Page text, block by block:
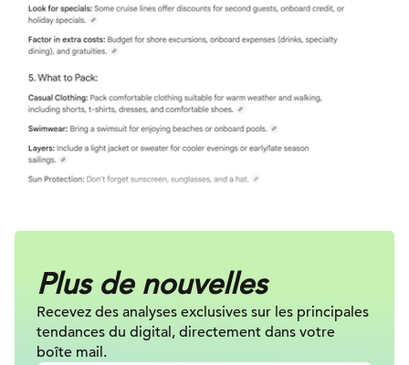
Plus de nouvelles
Recevez des analyses exclusives sur les principales
tendances du digital, directement dans votre
boîte mail.